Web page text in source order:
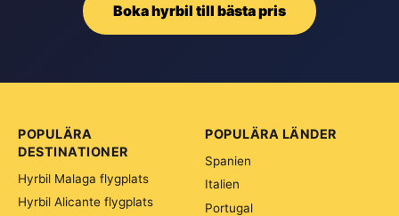
Boka hyrbil till bästa pris
POPULÄRA
DESTINATIONER
Hyrbil Malaga flygplats
Hyrbil Alicante flygplats
POPULÄRA LÄNDER
Spanien
Italien
Portugal